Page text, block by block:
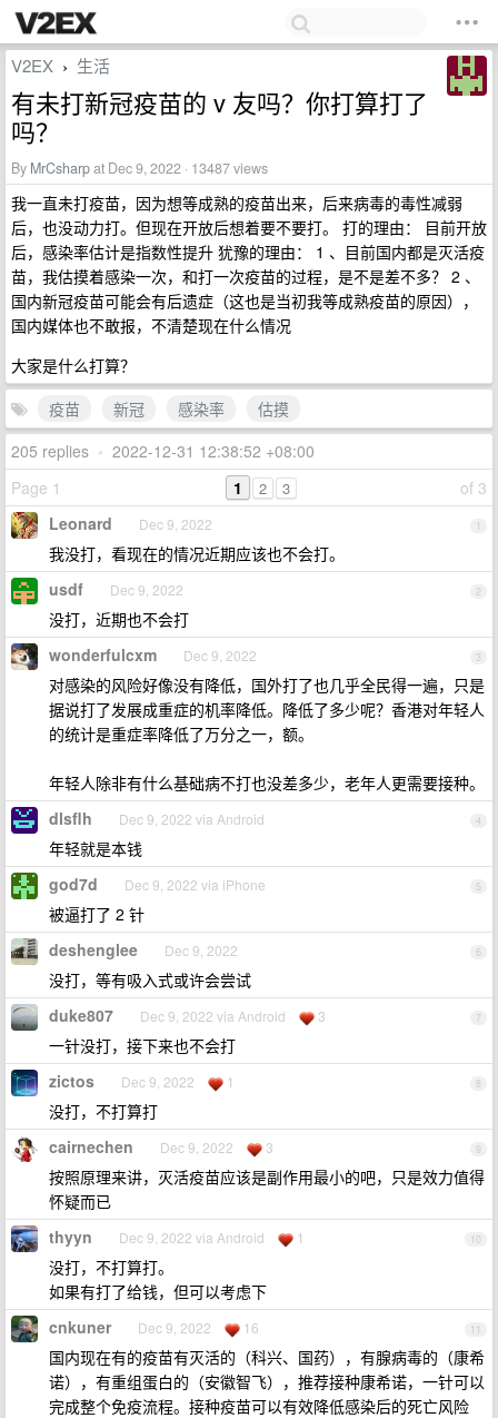
V2EX › 生活
有未打新冠疫苗的 v 友吗？你打算打了
吗？
By MrCsharpat Dec 9, 2022 · 13487 views
我一直未打疫苗，因为想等成熟的疫苗出来，后来病毒的毒性减弱
后，也没动力打。但现在开放后想着要不要打。 打的理由： 目前开放
后，感染率估计是指数性提升 犹豫的理由： 1 、目前国内都是灭活疫
苗，我估摸着感染一次，和打一次疫苗的过程，是不是差不多？ 2 、
国内新冠疫苗可能会有后遗症（这也是当初我等成熟疫苗的原因），
国内媒体也不敢报，不清楚现在什么情况
大家是什么打算？
疫苗
新冠 感染率
估摸
205 replies • 2022-12-31 12:38:52 +08:00
Page 1
of 3
1 2 3
1
Leonard Dec 9, 2022
我没打，看现在的情况近期应该也不会打。
2
usdf Dec 9, 2022
没打，近期也不会打
3
wonderfulcxm Dec 9, 2022
对感染的风险好像没有降低，国外打了也几乎全民得一遍，只是
据说打了发展成重症的机率降低。降低了多少呢？香港对年轻人
的统计是重症率降低了万分之一，额。
年轻人除非有什么基础病不打也没差多少，老年人更需要接种。
4
dlsflh Dec 9, 2022 via Android
年轻就是本钱
5
god7d Dec 9, 2022 via iPhone
被逼打了 2 针
6
deshenglee Dec 9, 2022
没打，等有吸入式或许会尝试
7
duke807 Dec 9, 2022 via Android 3
一针没打，接下来也不会打
8
zictos Dec 9, 2022 1
没打，不打算打
9
cairnechen Dec 9, 2022 3
按照原理来讲，灭活疫苗应该是副作用最小的吧，只是效力值得
怀疑而已
10
thyyn Dec 9, 2022 via Android 1
没打，不打算打。
如果有打了给钱，但可以考虑下
11
cnkuner Dec 9, 2022 16
国内现在有的疫苗有灭活的（科兴、国药），有腺病毒的（康希
诺），有重组蛋白的（安徽智飞），推荐接种康希诺，一针可以
完成整个免疫流程。接种疫苗可以有效降低感染后的死亡风险